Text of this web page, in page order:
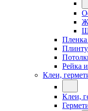
Рейка
Клеи,
Клеи,